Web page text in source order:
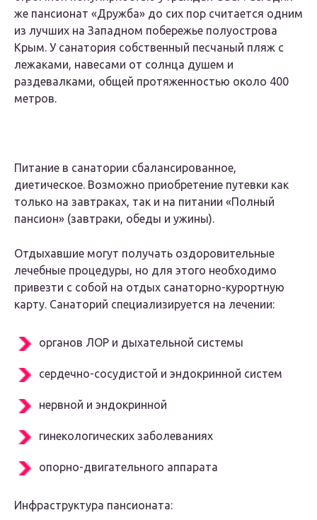
же пансионат «Дружба» до сих пор считается одним
из лучших на Западном побережье полуострова
Крым. У санатория собственный песчаный пляж с
лежаками, навесами от солнца душем и
раздевалками, общей протяженностью около 400
метров.
Питание в санатории сбалансированное,
диетическое. Возможно приобретение путевки как
только на завтраках, так и на питании «Полный
пансион» (завтраки, обеды и ужины).
Отдыхавшие могут получать оздоровительные
лечебные процедуры, но для этого необходимо
привезти с собой на отдых санаторно-курортную
карту. Санаторий специализируется на лечении:
органов ЛОР и дыхательной системы
сердечно-сосудистой и эндокринной систем
нервной и эндокринной
гинекологических заболеваниях
опорно-двигательного аппарата
Инфраструктура пансионата: